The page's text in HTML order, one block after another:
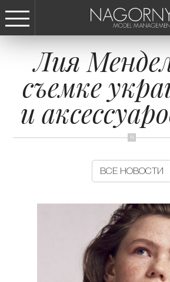
СТАТЬ
ДЕВУШКИ
ДЕТИ
НОВОСТИ
КОНТАКТЫ
Лия
съемке
и
ВСЕ НОВОСТИ